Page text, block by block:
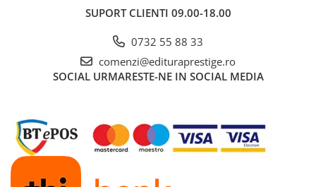
SUPORT CLIENTI 09.00-18.00
0732 55 88 33
comenzi@edituraprestige.ro
SOCIAL URMARESTE-NE IN SOCIAL MEDIA